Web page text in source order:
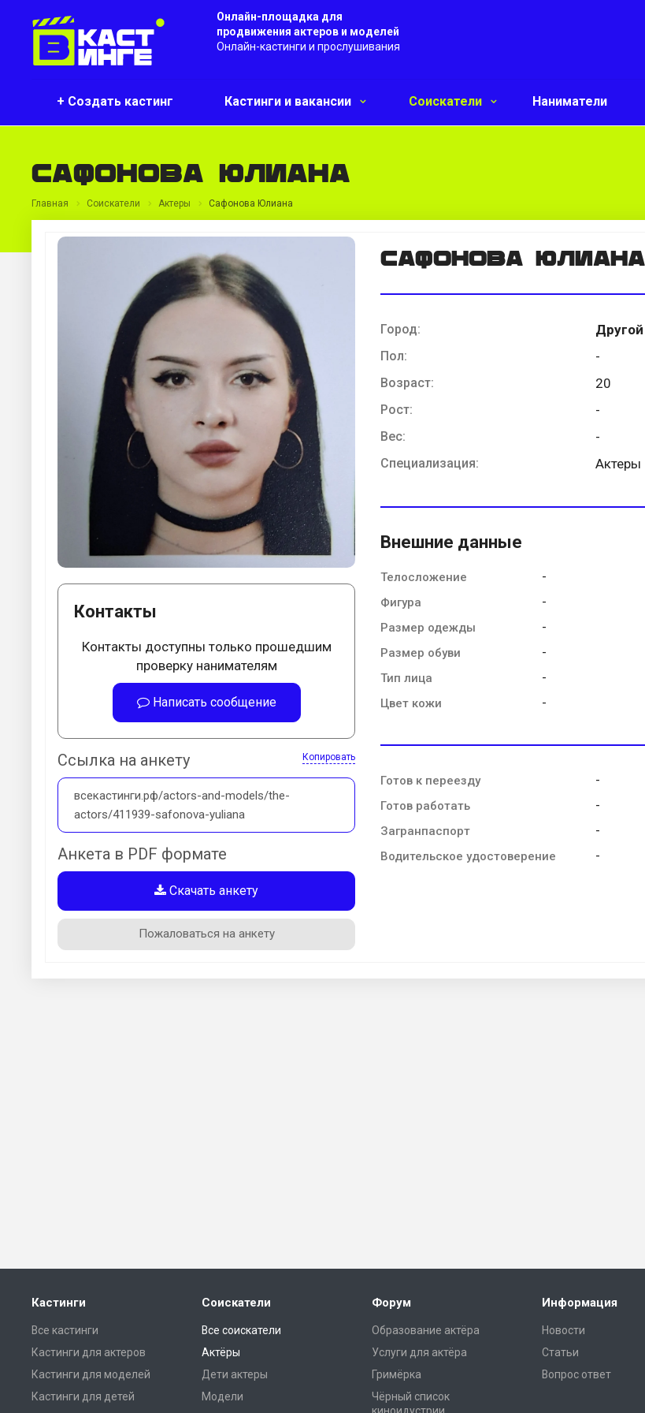
Онлайн-площадка для
продвижения актеров и моделей
Онлайн-кастинги и прослушивания
+ Создать кастинг Кастинги и вакансии Соискатели Наниматели
Сафонова Юлиана
Главная Соискатели Актеры Сафонова Юлиана
Контакты
Контакты доступны только прошедшим
проверку нанимателям
Написать сообщение
Ссылка на анкету Копировать
всекастинги.рф/actors-and-models/the-
actors/411939-safonova-yuliana
Анкета в PDF формате
Скачать анкету
Пожаловаться на анкету
Сафонова Юлиана
Город: Другой
Пол: -
Возраст: 20
Рост: -
Вес: -
Специализация: Актеры
Внешние данные
Телосложение -
Фигура -
Размер одежды -
Размер обуви -
Тип лица -
Цвет кожи -
Готов к переезду -
Готов работать -
Загранпаспорт -
Водительское удостоверение -
Кастинги
Все кастинги
Кастинги для актеров
Кастинги для моделей
Кастинги для детей
Соискатели
Все соискатели
Актёры
Дети актеры
Модели
Форум
Образование актёра
Услуги для актёра
Гримёрка
Чёрный список
Информация
Новости
Статьи
Вопрос ответ